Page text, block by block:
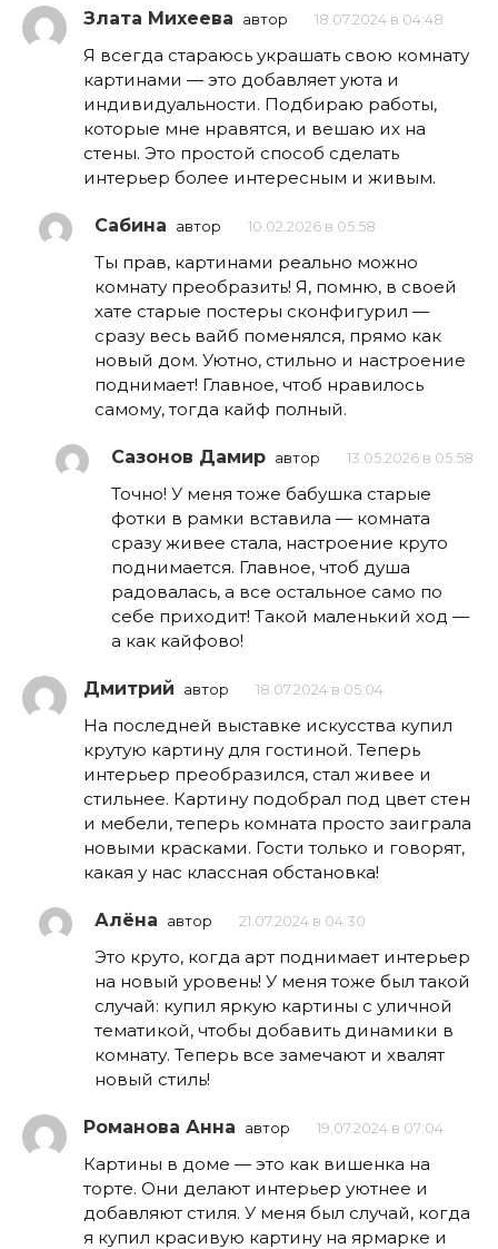
Злата Михеева автор 18.07.2024 в 04:48
Я всегда стараюсь украшать свою комнату
картинами — это добавляет уюта и
индивидуальности. Подбираю работы,
которые мне нравятся, и вешаю их на
стены. Это простой способ сделать
интерьер более интересным и живым.
Сабина автор 10.02.2026 в 05:58
Ты прав, картинами реально можно
комнату преобразить! Я, помню, в своей
хате старые постеры сконфигурил —
сразу весь вайб поменялся, прямо как
новый дом. Уютно, стильно и настроение
поднимает! Главное, чтоб нравилось
самому, тогда кайф полный.
Сазонов Дамир автор 13.05.2026 в 05:58
Точно! У меня тоже бабушка старые
фотки в рамки вставила — комната
сразу живее стала, настроение круто
поднимается. Главное, чтоб душа
радовалась, а все остальное само по
себе приходит! Такой маленький ход —
а как кайфово!
Дмитрий автор 18.07.2024 в 05:04
На последней выставке искусства купил
крутую картину для гостиной. Теперь
интерьер преобразился, стал живее и
стильнее. Картину подобрал под цвет стен
и мебели, теперь комната просто заиграла
новыми красками. Гости только и говорят,
какая у нас классная обстановка!
Алёна автор 21.07.2024 в 04:30
Это круто, когда арт поднимает интерьер
на новый уровень! У меня тоже был такой
случай: купил яркую картины с уличной
тематикой, чтобы добавить динамики в
комнату. Теперь все замечают и хвалят
новый стиль!
Романова Анна автор 19.07.2024 в 07:04
Картины в доме — это как вишенка на
торте. Они делают интерьер уютнее и
добавляют стиля. У меня был случай, когда
я купил красивую картину на ярмарке и